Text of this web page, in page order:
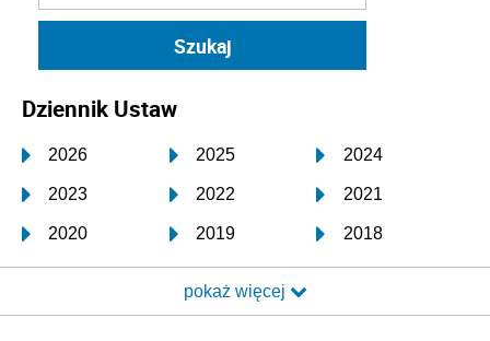
Dziennik Ustaw
2026 2025 2024
2023 2022 2021
2020 2019 2018
2017 2016 2015
2014 2013 2012
pokaż więcej